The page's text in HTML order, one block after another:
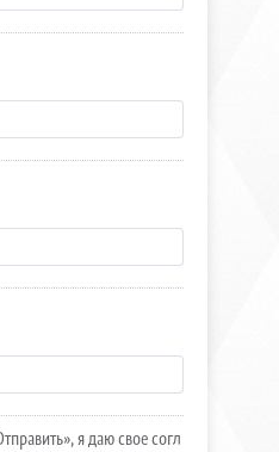
я даю свое согл